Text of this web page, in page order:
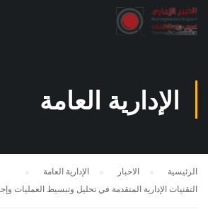
الإدارية العامة
الرئيسية الاخبار
الإدارية العامة
التقنيات الإدارية المتقدمة في تحليل وتبسيط العمليات